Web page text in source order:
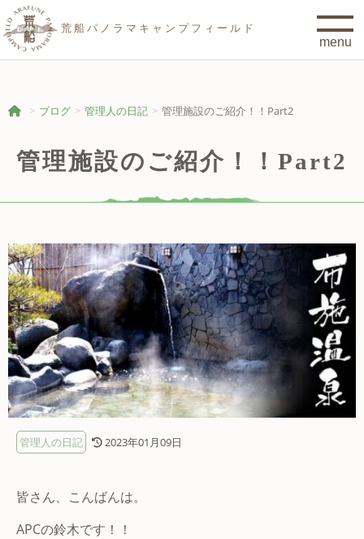
荒船パノラマキャンプフィールド
ブログ 管理人の日記 管理施設のご紹介！！Part2
管理施設のご紹介！！Part2
管理人の日記 2023年01月09日
皆さん、こんばんは。
APCの鈴木です！！